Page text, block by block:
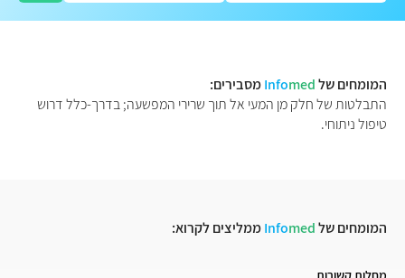
המומחים של Infomed
מסבירים:
התבלטות של חלק מן המעי אל תוך שרירי המפשעה; בדרך-כלל דרוש
טיפול ניתוחי.
המומחים של Infomed ממליצים לקרוא: